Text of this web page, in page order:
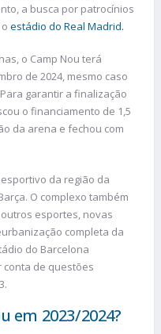
a busca por patrocínios
estádio do Real Madrid.
o Camp Nou terá
de 2024, mesmo caso
garantir a finalização
o financiamento de 1,5
da arena e fechou com
da região da
O complexo também
esportes, novas
completa da
do Barcelona
conta de questões
em 2023/2024?